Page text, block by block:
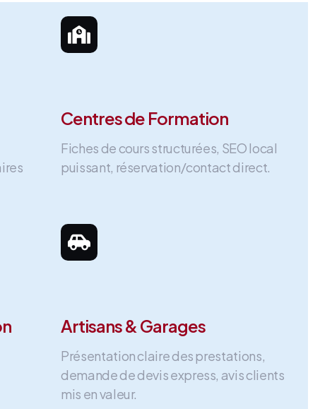
Centres de Formation
Fiches de cours structurées, SEO local
puissant, réservation/contact direct.
Artisans & Garages
Présentation claire des prestations,
demande de devis express, avis clients
mis en valeur.